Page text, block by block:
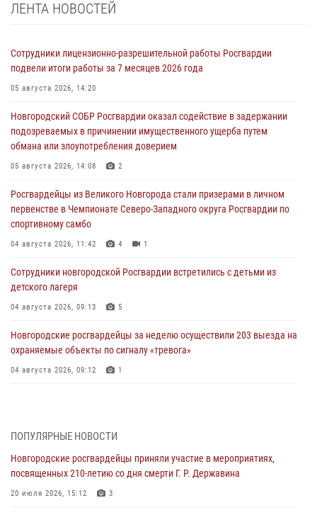
ЛЕНТА НОВОСТЕЙ
Сотрудники лицензионно-разрешительной работы Росгвардии
подвели итоги работы за 7 месяцев 2026 года
05 августа 2026, 14:20
Новгородский СОБР Росгвардии оказал содействие в задержании
подозреваемых в причинении имущественного ущерба путем
обмана или злоупотребления доверием
05 августа 2026, 14:08 2
Росгвардейцы из Великого Новгорода стали призерами в личном
первенстве в Чемпионате Северо-Западного округа Росгвардии по
спортивному самбо
04 августа 2026, 11:42 4 1
Сотрудники новгородской Росгвардии встретились с детьми из
детского лагеря
04 августа 2026, 09:13 5
Новгородские росгвардейцы за неделю осуществили 203 выезда на
охраняемые объекты по сигналу «тревога»
04 августа 2026, 09:12 1
В Великом Новгороде сотрудники центра лицензионно-
разрешительной работы Росгвардии провели телефонную «горячую
ПОПУЛЯРНЫЕ НОВОСТИ
Новгородские росгвардейцы приняли участие в мероприятиях,
посвященных 210-летию со дня смерти Г. Р. Державина
20 июля 2026, 15:12 3